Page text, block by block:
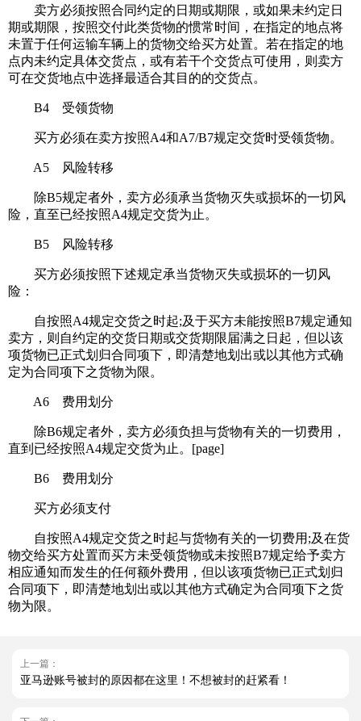
卖方必须按照合同约定的日期或期限，或如果未约定日
期或期限，按照交付此类货物的惯常时间，在指定的地点将
未置于任何运输车辆上的货物交给买方处置。若在指定的地
点内未约定具体交货点，或有若干个交货点可使用，则卖方
可在交货地点中选择最适合其目的的交货点。
B4 受领货物
买方必须在卖方按照A4和A7/B7规定交货时受领货物。
A5 风险转移
除B5规定者外，卖方必须承当货物灭失或损坏的一切风
险，直至已经按照A4规定交货为止。
B5 风险转移
买方必须按照下述规定承当货物灭失或损坏的一切风
险：
自按照A4规定交货之时起;及于买方未能按照B7规定通知
卖方，则自约定的交货日期或交货期限届满之日起，但以该
项货物已正式划归合同项下，即清楚地划出或以其他方式确
定为合同项下之货物为限。
A6 费用划分
除B6规定者外，卖方必须负担与货物有关的一切费用，
直到已经按照A4规定交货为止。[page]
B6 费用划分
买方必须支付
自按照A4规定交货之时起与货物有关的一切费用;及在货
物交给买方处置而买方未受领货物或未按照B7规定给予卖方
相应通知而发生的任何额外费用，但以该项货物已正式划归
合同项下，即清楚地划出或以其他方式确定为合同项下之货
物为限。
上一篇：
亚马逊账号被封的原因都在这里！不想被封的赶紧看！